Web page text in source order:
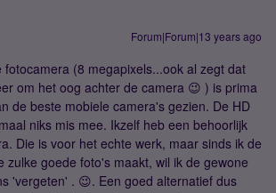
Forum|Forum|13 years ago
fotocamera (8 megapixels...ook al zegt dat
om het oog achter de camera 😉 ) is prima
de beste mobiele camera's gezien. De HD
niks mis mee. Ikzelf heb een behoorlijk
Die is voor het echte werk, maar sinds ik de
zulke goede foto's maakt, wil ik de gewone
'vergeten' . 😉. Een goed alternatief dus